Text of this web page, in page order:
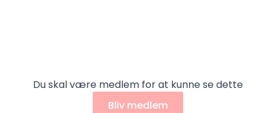
Du skal være medlem for at kunne se dette
Bliv medlem